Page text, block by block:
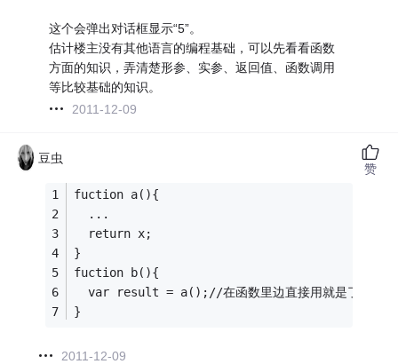
这个会弹出对话框显示“5”。
估计楼主没有其他语言的编程基础，可以先看看函数
方面的知识，弄清楚形参、实参、返回值、函数调用
等比较基础的知识。
2011-12-09
豆虫
fuction a(){
  ...
  return x;
}
fuction b(){
var result = a();//在函数里边直接用就是了 多简
}
2011-12-09
赞